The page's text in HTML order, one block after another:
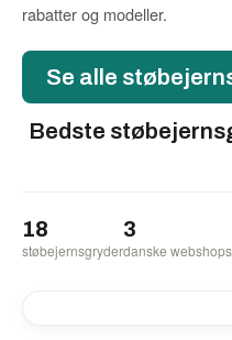
rabatter og modeller.
Se alle
Bedste
18
støbejernsgryder
3
danske webshops
-22% -